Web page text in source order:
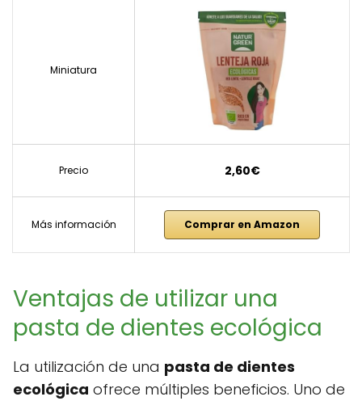
Miniatura
Precio 2,60€
Más información Comprar en Amazon
Ventajas de utilizar una
pasta de dientes ecológica
La utilización de una pasta de dientes
ecológica ofrece múltiples beneficios. Uno de